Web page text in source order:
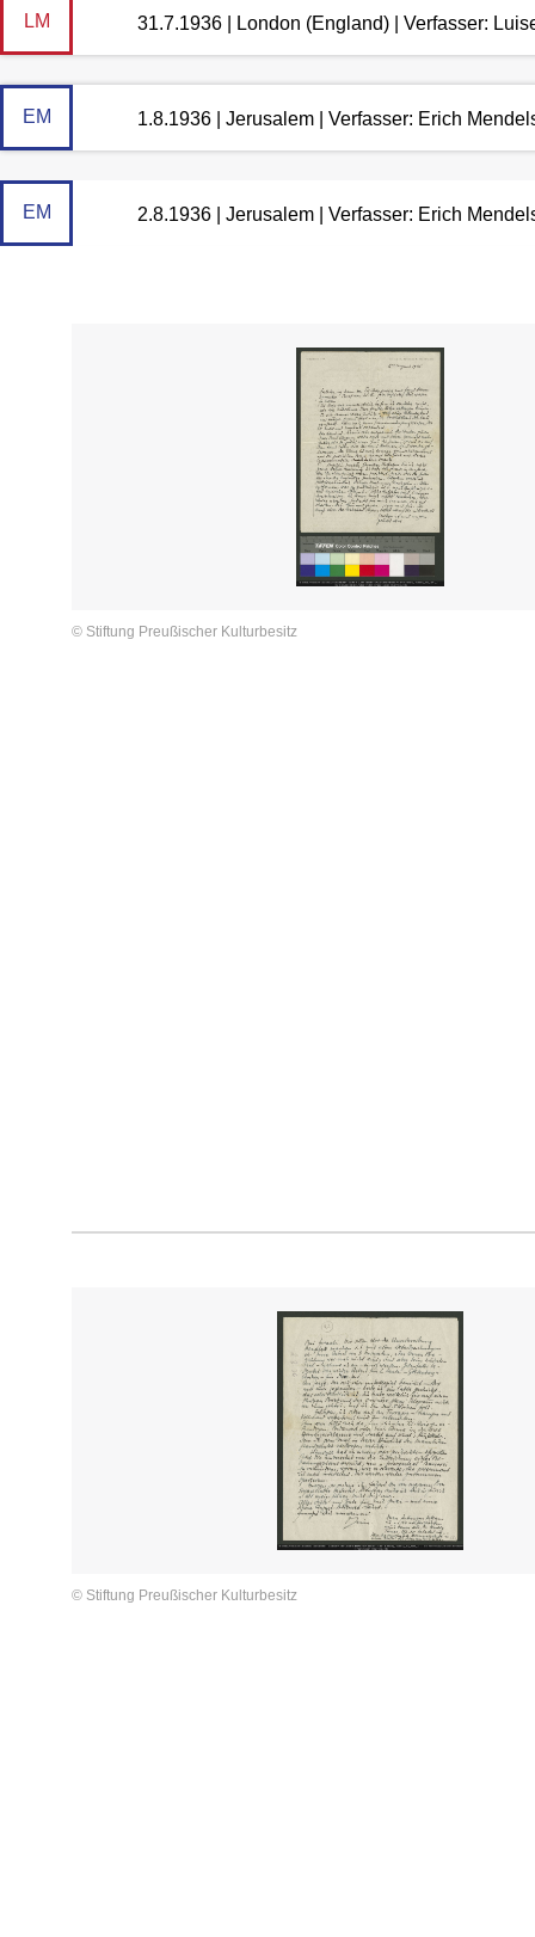
LM 31.7.1936 | London (England) | Verfasser:
EM 1.8.1936 | Jerusalem | Verfasser: Erich
EM 2.8.1936 | Jerusalem | Verfasser: Erich
© Stiftung Preußischer Kulturbesitz
© Stiftung Preußischer Kulturbesitz